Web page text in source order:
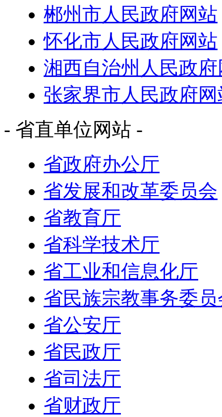
郴州市人民政府网站
怀化市人民政府网站
湘西自治州人民政
张家界市人民政府网
- 省直单位网站 -
省政府办公厅
省发展和改革委员会
省教育厅
省科学技术厅
省工业和信息化厅
省民族宗教事务委员
省公安厅
省民政厅
省司法厅
省财政厅